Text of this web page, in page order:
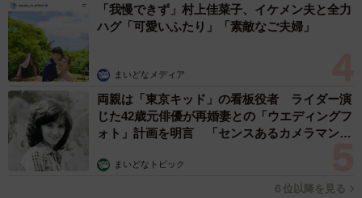
「我慢できず」村上佳菜子、イケメン夫と全力
ハグ「可愛いふたり」「素敵なご夫婦」
まいどなメディア
両親は「東京キッド」の看板役者 ライダー演
じた42歳元俳優が再婚妻との「ウエディングフ
ォト」計画を明言 「センスあるカメラマン求
まいどなトピック
６位以降を見る